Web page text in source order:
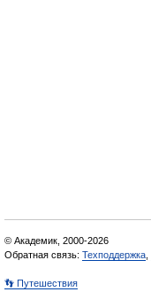
© Академик, 2000-2026
Обратная связь: Техподдержка
👣 Путешествия